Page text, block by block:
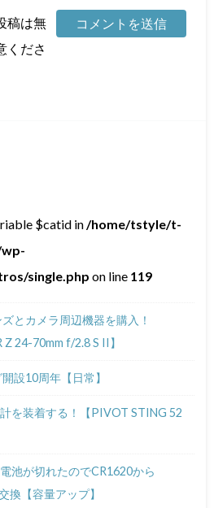
稿は無
くださ
$catid in /home/tstyle/t-
single.php on line 119
とカメラ周辺機器を購入！
Z 24-70mm f/2.8 S II】
設10周年【日常】
を装着する！【PIVOT STING 52
池が切れたのでCR1620から
換【容量アップ】